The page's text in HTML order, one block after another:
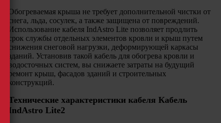
Обогреваемая крыша не требует дополнительной чистки от
снега, льда, сосулек, а также защищена от повреждений.
Использование кабеля IndAstro Lite позволяет продлить
срок службы отдельных элементов кровли и крыш путем
снижения снеговой нагрузки, деформирующей каркасы
зданий. Установив такой кабель для обогрева кровли и
водосточных систем, вы снижаете затраты на будущий
ремонт крыш, фасадов зданий и строительных
конструкций.
Технические характеристики кабеля Кабель
IndAstro Lite2